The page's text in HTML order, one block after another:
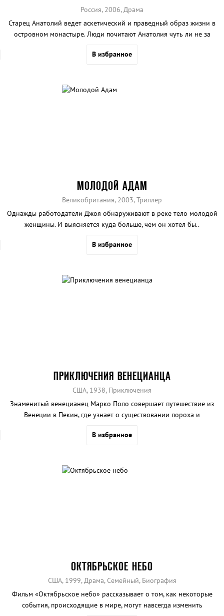
Россия, 2006, Драма
Старец Анатолий ведет аскетический и праведный образ жизни в
островном монастыре. Люди почитают Анатолия чуть ли не за
совершенный им во время войны.
В избранное
МОЛОДОЙ АДАМ
Великобритания, 2003, Триллер
Однажды работодатели Джоя обнаруживают в реке тело молодой
женщины. И выясняется куда больше, чем он хотел бы..
В избранное
ПРИКЛЮЧЕНИЯ ВЕНЕЦИАНЦА
США, 1938, Приключения
Знаменитый венецианец Марко Поло совершает путешествие из
Венеции в Пекин, где узнает о существовании пороха и
В избранное
ОКТЯБРЬСКОЕ НЕБО
США, 1999, Драма, Семейный, Биография
Фильм «Октябрьское небо» рассказывает о том, как некоторые
события, происходящие в мире, могут навсегда изменить